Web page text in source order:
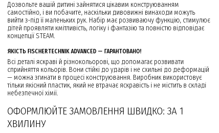
Дозвольте вашій дитині зайнятися цікавим конструюванням
самостійно, і ви побачите, наскільки дивовижні винаходи можуть
вийти з-під її маленьких рук. Набір має розвиваючу функцію, стимулює
дітей проявляти кмітливість, логіку і фантазію та повністю відповідає
концепції STEAM.
ЯКІСТЬ FISСHERTECHNIK ADVANCED — ГАРАНТОВАНО!
Всі деталі яскраві й різнокольорові, що допомагає розвивати
сприйняття кольорів. Вони стійкі до ударів і не схильні до деформацій
— можна згинати в процесі конструювання. Виробник використовує
тільки якісний пластик, який не втрачає яскравість і не містить в складі
небезпечної хімії.
ОФОРМЛЮЙТЕ ЗАМОВЛЕННЯ ШВИДКО: ЗА 1
ХВИЛИНУ